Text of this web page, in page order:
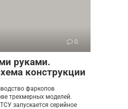
0
руками.
конструкции
фаркопов
трехмерных моделей.
запускается серийное